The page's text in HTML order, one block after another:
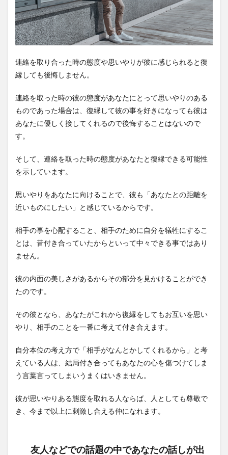
連絡を取り合った時の態度や思いやりが彼に感じられると復
縁しても後悔しません。
連絡を取った時の彼の態度があなたにとって思いやりのある
ものであった場合は、復縁して彼の事を好きになっても彼は
あなたに優しく接してくれるので後悔することはないので
す。
そして、連絡を取った時の態度があなたと復縁できる可能性
を示しています。
思いやりをあなたに向けることで、彼も「あなたとの距離を
近いものにしたい」と感じているからです。
相手の事を心配すること、相手のために自分を犠牲にするこ
とは、昔付き合っていたからといって中々できる事ではあり
ません。
彼の内面の美しさがあるからその部分を見かけることができ
たのです。
その彼となら、あなたがこれから復縁をしてもお互いを思い
やり、相手のことを一番に考えて付き合えます。
自分本位の考え方で「相手がなんとかしてくれるから」と考
えている人は、結局付き合ってもあなたの心を傷つけてしま
う言葉言ってしまいうまくはいきません。
彼が思いやりある態度を取れる人ならば、人としても尊敬で
き、今まで以上に刺激し合える仲になれます。
友人などでの話題の中であなたの話しが出